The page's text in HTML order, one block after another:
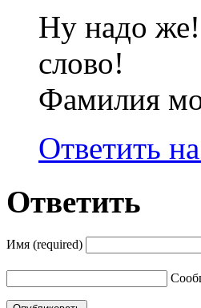
Ну надо же!
слово!
Фамилия
Ответить
Ответить
Имя (required)